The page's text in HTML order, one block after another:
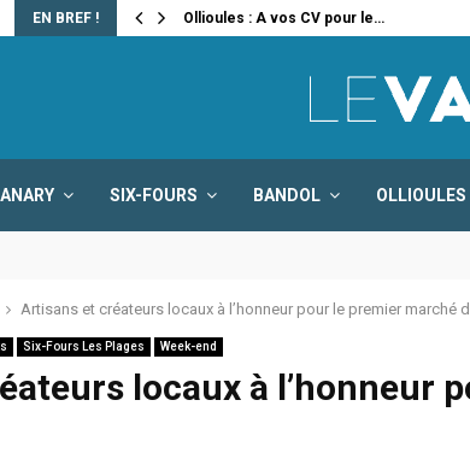
EN BREF ! Ollioules : A vos CV pour le…
SIX-FOURS BANDOL OLLIOULES
Artisans et créateurs locaux à l’honneur pour le premier marché
Six-Fours Les Plages Week-end
locaux à l’honneur